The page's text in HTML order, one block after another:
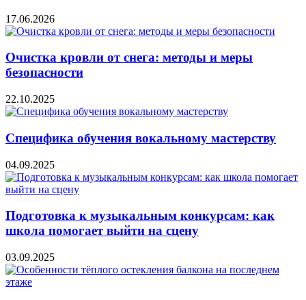
17.06.2026
Очистка кровли от снега: методы и меры
безопасности
22.10.2025
Специфика обучения вокальному мастерству
04.09.2025
Подготовка к музыкальным конкурсам: как
школа помогает выйти на сцену
03.09.2025